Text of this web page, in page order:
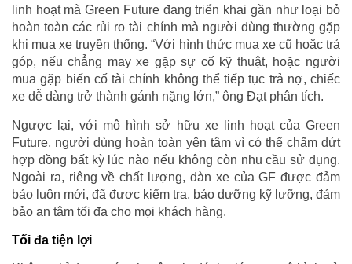
linh hoạt mà Green Future đang triển khai gần như loại bỏ
hoàn toàn các rủi ro tài chính mà người dùng thường gặp
khi mua xe truyền thống. “Với hình thức mua xe cũ hoặc trả
góp, nếu chẳng may xe gặp sự cố kỹ thuật, hoặc người
mua gặp biến cố tài chính không thể tiếp tục trả nợ, chiếc
xe dễ dàng trở thành gánh nặng lớn,” ông Đạt phân tích.
Ngược lại, với mô hình sở hữu xe linh hoạt của Green
Future, người dùng hoàn toàn yên tâm vì có thể chấm dứt
hợp đồng bất kỳ lúc nào nếu không còn nhu cầu sử dụng.
Ngoài ra, riêng về chất lượng, dàn xe của GF được đảm
bảo luôn mới, đã được kiểm tra, bảo dưỡng kỹ lưỡng, đảm
bảo an tâm tối đa cho mọi khách hàng.
Tối đa tiện lợi